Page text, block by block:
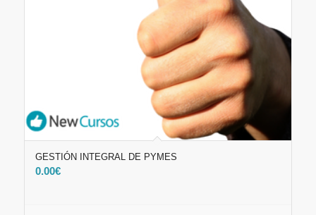
GESTIÓN INTEGRAL DE PYMES
0.00€